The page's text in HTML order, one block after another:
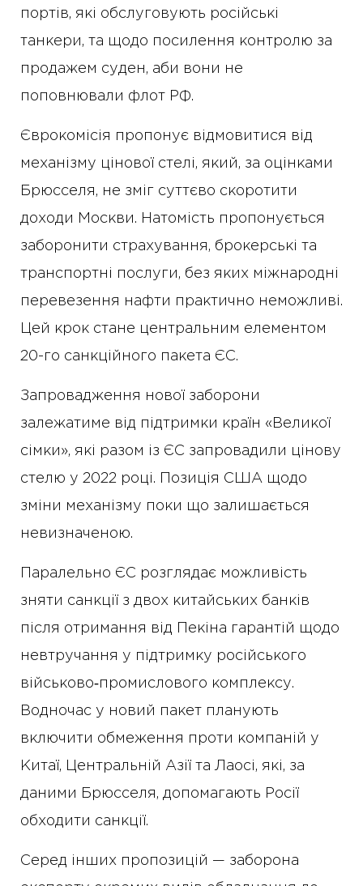
портів, які обслуговують російські
танкери, та щодо посилення контролю за
продажем суден, аби вони не
поповнювали флот РФ.
Єврокомісія пропонує відмовитися від
механізму цінової стелі, який, за оцінками
Брюсселя, не зміг суттєво скоротити
доходи Москви. Натомість пропонується
заборонити страхування, брокерські та
транспортні послуги, без яких міжнародні
перевезення нафти практично неможливі.
Цей крок стане центральним елементом
20-го санкційного пакета ЄС.
Запровадження нової заборони
залежатиме від підтримки країн «Великої
сімки», які разом із ЄС запровадили цінову
стелю у 2022 році. Позиція США щодо
зміни механізму поки що залишається
невизначеною.
Паралельно ЄС розглядає можливість
зняти санкції з двох китайських банків
після отримання від Пекіна гарантій щодо
невтручання у підтримку російського
військово‑промислового комплексу.
Водночас у новий пакет планують
включити обмеження проти компаній у
Китаї, Центральній Азії та Лаосі, які, за
даними Брюсселя, допомагають Росії
обходити санкції.
Серед інших пропозицій — заборона